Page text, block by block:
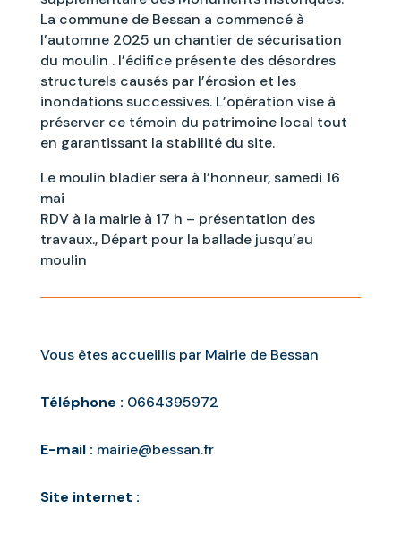
La commune de Bessan a commencé à
l’automne 2025 un chantier de sécurisation
du moulin . l’édifice présente des désordres
structurels causés par l’érosion et les
inondations successives. L’opération vise à
préserver ce témoin du patrimoine local tout
en garantissant la stabilité du site.
Le moulin bladier sera à l’honneur, samedi 16
mai
RDV à la mairie à 17 h – présentation des
travaux., Départ pour la ballade jusqu’au
moulin
Vous êtes accueillis par Mairie de Bessan
Téléphone : 0664395972
E-mail : mairie@bessan.fr
Site internet :